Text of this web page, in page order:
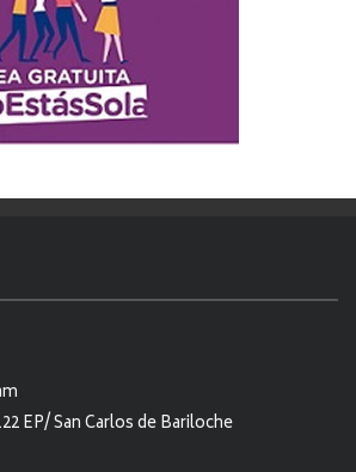
EP/ San Carlos de Bariloche